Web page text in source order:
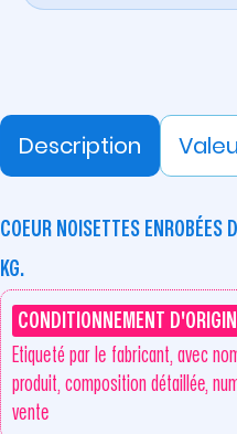
Description
COEUR NOISETTES ENROBÉES
KG.
CONDITIONNEMENT
Etiqueté par le fabricant, avec
produit, composition détaillée,
vente